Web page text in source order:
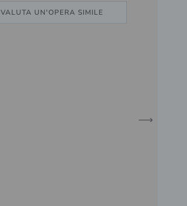
VALUTA UN'OPERA SIMILE